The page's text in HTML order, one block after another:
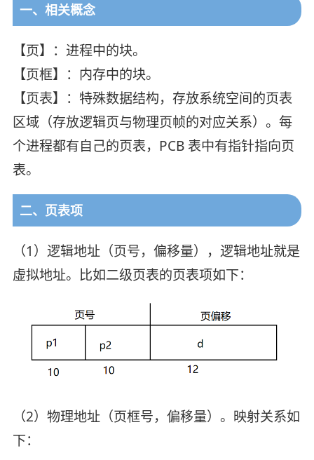
一、相关概念
【页】：进程中的块。
【页框】：内存中的块。
【页表】：特殊数据结构，存放系统空间的页表
区域（存放逻辑页与物理页帧的对应关系）。每
个进程都有自己的页表，PCB 表中有指针指向页
表。
二、页表项
（1）逻辑地址（页号，偏移量），逻辑地址就是
虚拟地址。比如二级页表的页表项如下：
（2）物理地址（页框号，偏移量）。映射关系如
下：